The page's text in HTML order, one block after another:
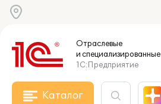
Отраслевые
и специализированные
1С:Предприятие
Каталог